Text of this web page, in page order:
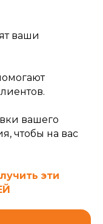
ваши
вашего
чтобы на вас
эти